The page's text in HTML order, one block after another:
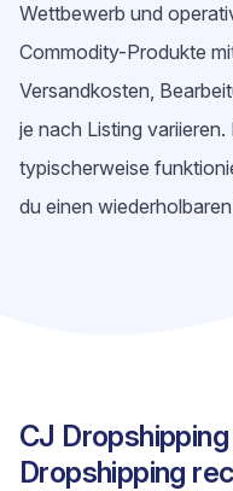
Wettbewerb und
Commodity-Produkte
Versandkosten,
je nach Listing
typischerweise
du einen
CJ
Dropshipping